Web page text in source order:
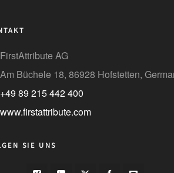
FirstAttribute AG
Am Büchele 18, 86928 Hofstetten,
+49 89 215 442 400
www.firstattribute.com
SIE UNS